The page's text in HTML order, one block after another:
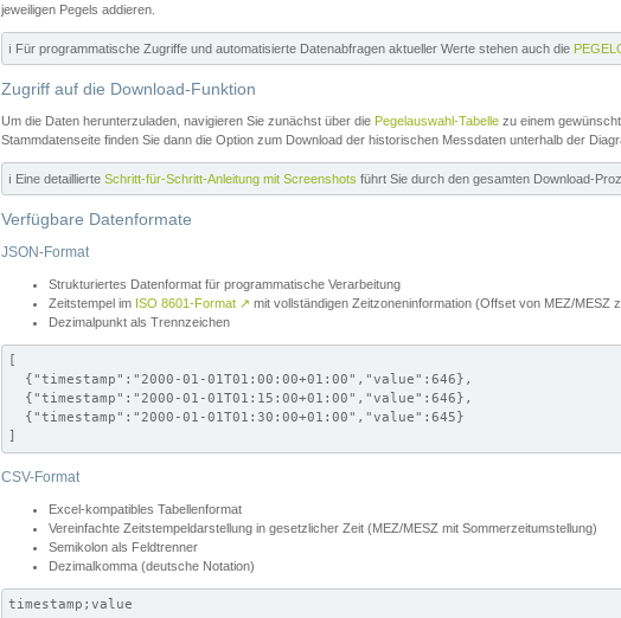
jeweiligen Pegels addieren.
ℹ️ Für programmatische Zugriffe und automatisierte Datenabfragen aktueller Werte stehen auch die
Zugriff auf die Download-Funktion
Um die Daten herunterzuladen, navigieren Sie zunächst über die Pegelauswahl-Tabelle zu einem
Stammdatenseite finden Sie dann die Option zum Download der historischen Messdaten unterhalb der
ℹ️ Eine detaillierte Schritt-für-Schritt-Anleitung mit Screenshots führt Sie durch den gesamten Download-
Verfügbare Datenformate
JSON-Format
Strukturiertes Datenformat für programmatische Verarbeitung
Zeitstempel im ISO 8601-Format ↗ mit vollständigen Zeitzoneninformation (Offset von MEZ/MESZ
Dezimalpunkt als Trennzeichen
[
  {"timestamp":"2000-01-01T01:00:00+01:00","value":646},
  {"timestamp":"2000-01-01T01:15:00+01:00","value":646},
  {"timestamp":"2000-01-01T01:30:00+01:00","value":645}
]
CSV-Format
Excel-kompatibles Tabellenformat
Vereinfachte Zeitstempeldarstellung in gesetzlicher Zeit (MEZ/MESZ mit Sommerzeitumstellung)
Semikolon als Feldtrenner
Dezimalkomma (deutsche Notation)
timestamp;value